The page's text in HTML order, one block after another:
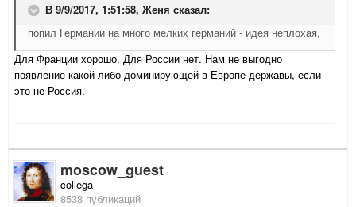
В 9/9/2017, 1:51:58, Женя сказал:
попил Германии на много мелких германий - идея неплохая,
Для Франции хорошо. Для России нет. Нам не выгодно
появление какой либо доминирующей в Европе державы, если
это не Россия.
moscow_guest
collega
8538 публикаций